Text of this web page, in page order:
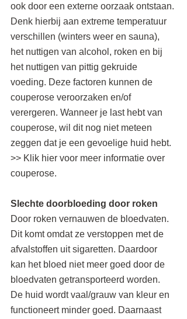
ook door een externe oorzaak ontstaan.
Denk hierbij aan extreme temperatuur
verschillen (winters weer en sauna),
het nuttigen van alcohol, roken en bij
het nuttigen van pittig gekruide
voeding. Deze factoren kunnen de
couperose veroorzaken en/of
verergeren. Wanneer je last hebt van
couperose, wil dit nog niet meteen
zeggen dat je een gevoelige huid hebt.
>> Klik hier voor meer informatie over
couperose.
Slechte doorbloeding door roken
Door roken vernauwen de bloedvaten.
Dit komt omdat ze verstoppen met de
afvalstoffen uit sigaretten. Daardoor
kan het bloed niet meer goed door de
bloedvaten getransporteerd worden.
De huid wordt vaal/grauw van kleur en
functioneert minder goed. Daarnaast